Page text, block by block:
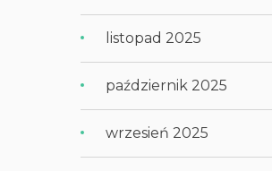
listopad 2025
październik 2025
wrzesień 2025